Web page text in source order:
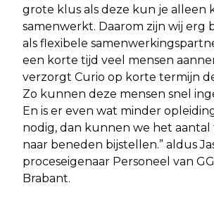
grote klus als deze kun je alleen
samenwerkt. Daarom zijn wij erg
als flexibele
een korte tijd veel mensen
verzorgt Curio op korte termijn
Zo kunnen deze mensen snel
En is er even wat minder
nodig, dan kunnen we het aantal
naar beneden bijstellen.” aldus
proceseigenaar Personeel van
Brabant.